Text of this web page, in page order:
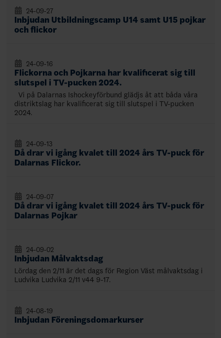
Inbjudan Utbildningscamp U14 samt U15 pojkar
och flickor
24-09-27
Flickorna och Pojkarna har kvalificerat sig till
slutspel i TV-pucken 2024.
24-09-16
Vi på Dalarnas Ishockeyförbund glädjs åt att båda våra
distriktslag har kvalificerat sig till slutspel i TV-pucken
2024.
Då drar vi igång kvalet till 2024 års TV-puck för
Dalarnas Flickor.
24-09-13
Då drar vi igång kvalet till 2024 års TV-puck för
Dalarnas Pojkar
24-09-07
Inbjudan Målvaktsdag
24-09-02
Lördag den 2/11 är det dags för Region Väst målvaktsdag i
Ludvika Ludvika 2/11 v44 9-17.
Inbjudan Föreningsdomarkurser
24-08-19